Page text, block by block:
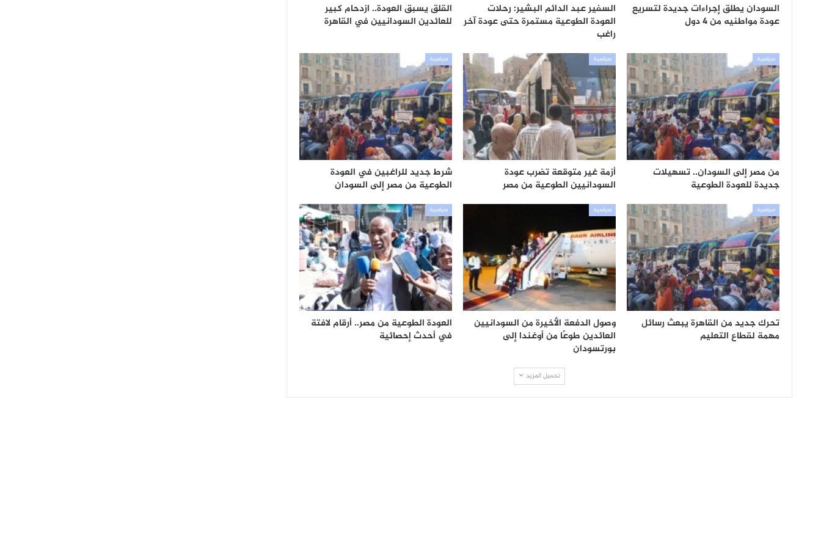
السودان يطلق إجراءات جديدة لتسريع
عودة مواطنيه من 4 دول
السفير عبد الدائم البشير: رحلات
العودة الطوعية مستمرة حتى عودة آخر
راغب
القلق يسبق العودة.. ازدحام كبير
للعائدين السودانيين في القاهرة
سياسية
من مصر إلى السودان.. تسهيلات
جديدة للعودة الطوعية
سياسية
أزمة غير متوقعة تضرب عودة
السودانيين الطوعية من مصر
سياسية
شرط جديد للراغبين في العودة
الطوعية من مصر إلى السودان
سياسية
تحرك جديد من القاهرة يبعث رسائل
مهمة لقطاع التعليم
سياسية
وصول الدفعة الأخيرة من السودانيين
العائدين طوعًا من أوغندا إلى
بورتسودان
سياسية
العودة الطوعية من مصر.. أرقام لافتة
في أحدث إحصائية
تحميل المزيد